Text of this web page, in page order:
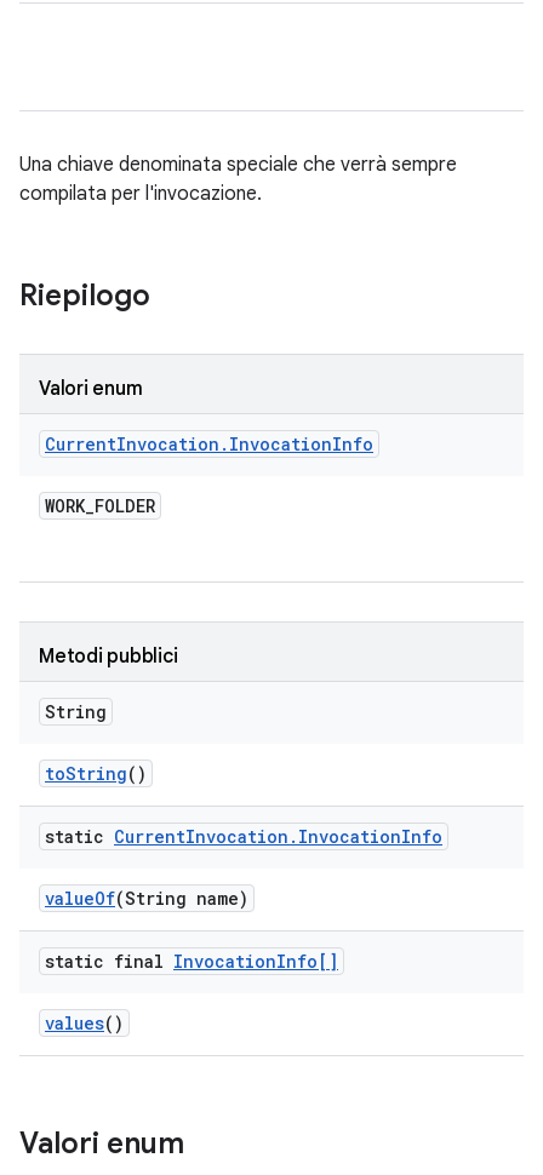
Una chiave denominata speciale che verrà sempre
compilata per l'invocazione.
Riepilogo
Valori enum
CurrentInvocation . InvocationInfo
WORK_FOLDER
Metodi pubblici
String
toString()
static CurrentInvocation . InvocationInfo
valueOf(String name)
static final InvocationInfo[]
values()
Valori enum